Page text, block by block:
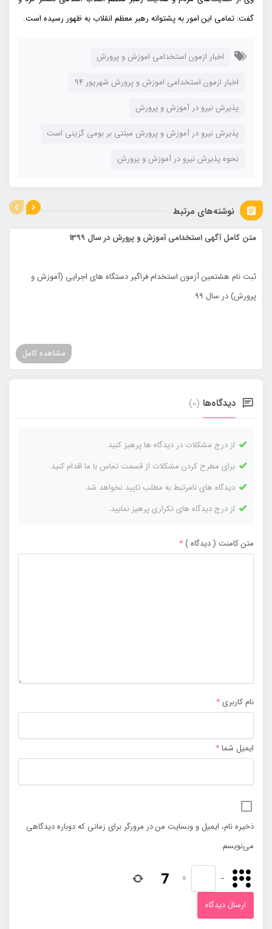
گفت: تمامی این امور به پشتوانه رهبر معظم انقلاب به ظهور رسیده است.
اخبار ازمون استخدامی اموزش و پرورش
اخبار ازمون استخدامی اموزش و پرورش شهریور 94
پذیرش نیرو در آموزش و پرورش
پذیرش نیرو در آموزش و پرورش مبتنی بر بومی گزینی است
نحوه پذیرش نیرو در آموزش و پرورش
نوشته‌های مرتبط
متن کامل آگهی استخدامی آموزش و پرورش در سال 1399
ثبت نام هشتمین آزمون استخدام فراگیر دستگاه های اجرایی (آموزش و
پرورش) در سال 99
مشاهده کامل
دیدگاه‌ها (0)
از درج مشکلات در دیدگاه ها پرهیز کنید.
برای مطرح کردن مشکلات از قسمت تماس با ما اقدام کنید.
دیدگاه های نامرتبط به مطلب تایید نخواهد شد.
از درج دیدگاه های تکراری پرهیز نمایید.
متن کامنت ( دیدگاه )*
نام کاربری*
ایمیل شما*
ذخیره نام، ایمیل و وبسایت من در مرورگر برای زمانی که دوباره دیدگاهی
می‌نویسم.
−
=